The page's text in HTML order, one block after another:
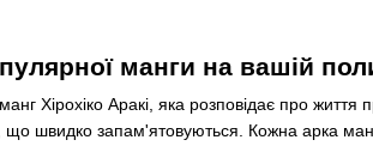
манги на вашій
Хірохіко Аракі, яка розповідає про життя
швидко запам'ятовуються. Кожна арка